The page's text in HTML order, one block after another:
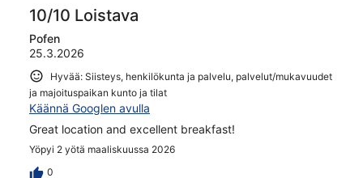
10/10 Loistava
Pofen
25.3.2026
Hyvää: Siisteys, henkilökunta ja palvelu, palvelut/mukavuudet
ja majoituspaikan kunto ja tilat
Käännä Googlen avulla
Great location and excellent breakfast!
Yöpyi 2 yötä maaliskuussa 2026
0